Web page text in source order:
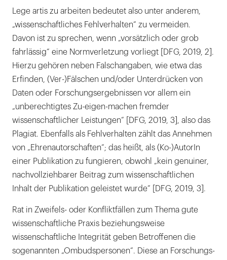
Lege artis zu arbeiten bedeutet also unter anderem,
„wissenschaftliches Fehlverhalten“ zu vermeiden.
Davon ist zu sprechen, wenn „vorsätzlich oder grob
fahrlässig“ eine Normverletzung vorliegt [DFG, 2019, 2].
Hierzu gehören neben Falschangaben, wie etwa das
Erfinden, (Ver-)Fälschen und/oder Unterdrücken von
Daten oder Forschungsergebnissen vor allem ein
„unberechtigtes Zu-eigen-machen fremder
wissenschaftlicher Leistungen“ [DFG, 2019, 3], also das
Plagiat. Ebenfalls als Fehlverhalten zählt das Annehmen
von „Ehrenautorschaften“; das heißt, als (Ko-)AutorIn
einer Publikation zu fungieren, obwohl „kein genuiner,
nachvollziehbarer Beitrag zum wissenschaftlichen
Inhalt der Publikation geleistet wurde“ [DFG, 2019, 3].
Rat in Zweifels- oder Konfliktfällen zum Thema gute
wissenschaftliche Praxis beziehungsweise
wissenschaftliche Integrität geben Betroffenen die
sogenannten „Ombudspersonen“. Diese an Forschungs-